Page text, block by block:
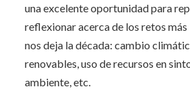
una excelente oportunidad para
reflexionar acerca de los retos
nos deja la década: cambio
renovables, uso de recursos en
ambiente, etc.